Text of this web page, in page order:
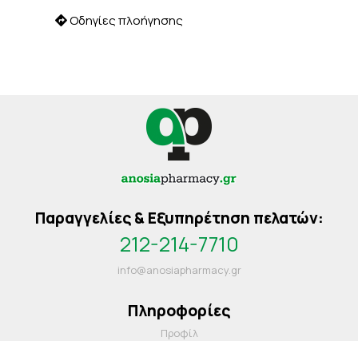
Οδηγίες πλοήγησης
Παραγγελίες & Εξυπηρέτηση πελατών:
212-214-7710
info@anosiapharmacy.gr
Πληροφορίες
Προφίλ